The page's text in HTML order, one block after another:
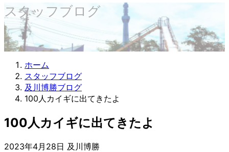
スタッフブログ
ホーム
スタッフブログ
及川博勝ブログ
100人カイギに出てきたよ
100人カイギに出てきたよ
2023年4月28日 及川博勝